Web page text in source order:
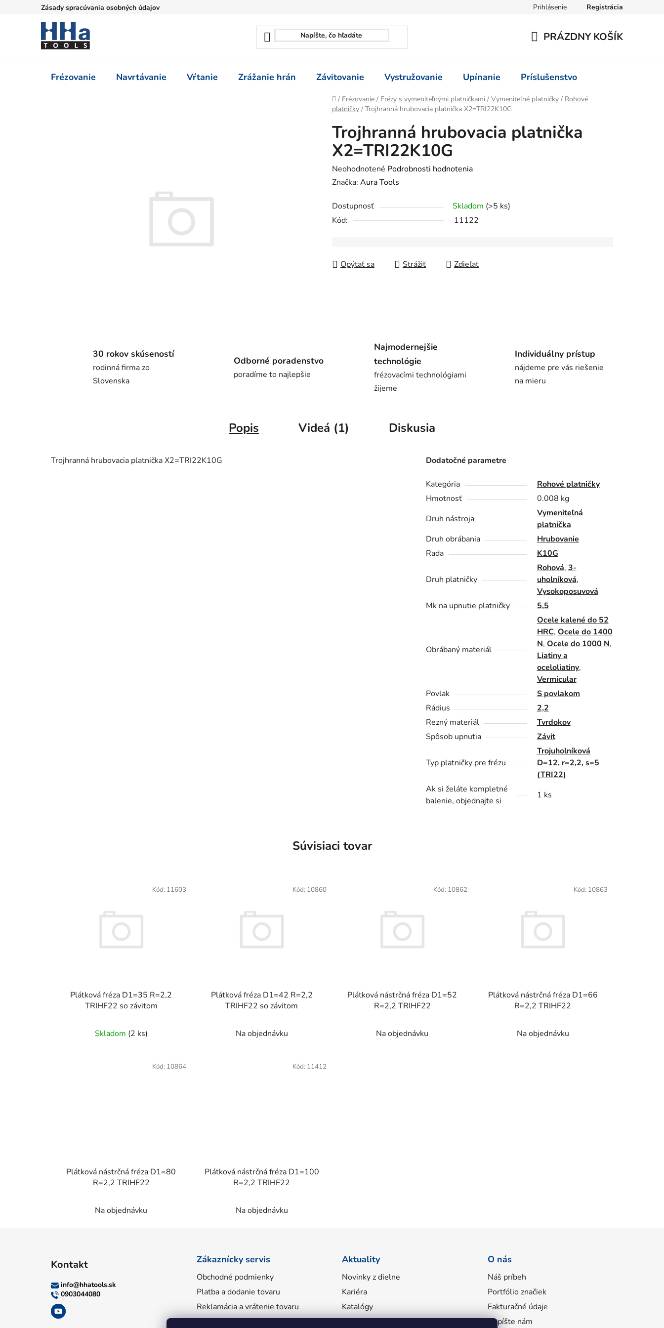
Zásady spracúvania osobných údajov Prihlásenie Registrácia
KOŠÍK
PRÁZDNY KOŠÍK
Frézovanie Navrtávanie Vŕtanie Zrážanie hrán Závitovanie Vystružovanie Upínanie Príslušenstvo
Domov
/ Frézovanie / Frézy s vymeniteľnými platničkami / Vymeniteľné platničky / Rohové
platničky / Trojhranná hrubovacia platnička X2=TRI22K10G
Trojhranná hrubovacia platnička
X2=TRI22K10G
Priemerné
hodnotenie
je
0,0
hviezdičiek.
Neohodnotené Podrobnosti hodnotenia
Značka: Aura Tools
Dostupnosť Skladom (>5 ks)
Kód:
11122
Opýtať sa Strážiť Zdieľať
30 rokov skúseností
rodinná firma zo
Slovenska
Odborné poradenstvo
poradíme to najlepšie
Najmodernejšie
technológie
frézovacími technológiami
žijeme
Individuálny prístup
nájdeme pre vás riešenie
na mieru
Popis Videá (1) Diskusia
Trojhranná hrubovacia platnička X2=TRI22K10G Dodatočné parametre
Kategória
Rohové platničky
Hmotnosť
0.008 kg
Druh nástroja
Vymeniteľná
platnička
Druh obrábania
Hrubovanie
Rada
K10G
Druh platničky
Rohová, 3-
uholníková,
Vysokoposuvová
Mk na upnutie platničky
5,5
Obrábaný materiál
Ocele kalené do 52
HRC, Ocele do 1400
N, Ocele do 1000 N,
Liatiny a
oceloliatiny,
Vermicular
Povlak
S povlakom
Rádius
2,2
Rezný materiál
Tvrdokov
Spôsob upnutia
Závit
Typ platničky pre frézu
Trojuholníková
D=12, r=2,2, s=5
(TRI22)
Ak si želáte kompletné
balenie, objednajte si
1 ks
Súvisiaci tovar
Plátková fréza D1=35 R=2,2
TRIHF22 so závitom
Skladom (2 ks)
Kód: 11603
Plátková fréza D1=42 R=2,2
TRIHF22 so závitom
Na objednávku
Kód: 10860
Plátková nástrčná fréza D1=52
R=2,2 TRIHF22
Na objednávku
Kód: 10862
Plátková nástrčná fréza D1=66
R=2,2 TRIHF22
Na objednávku
Kód: 10863
Plátková nástrčná fréza D1=80
R=2,2 TRIHF22
Na objednávku
Kód: 10864
Plátková nástrčná fréza D1=100
R=2,2 TRIHF22
Na objednávku
Kód: 11412
Kontakt
info@hhatools.sk
0903044080
Zákaznícky servis
Obchodné podmienky
Platba a dodanie tovaru
Reklamácia a vrátenie tovaru
Informácie o spracovaní osobných
Aktuality
Novinky z dielne
Kariéra
Katalógy
O nás
Náš príbeh
Portfólio značiek
Fakturačné údaje
Napíšte nám